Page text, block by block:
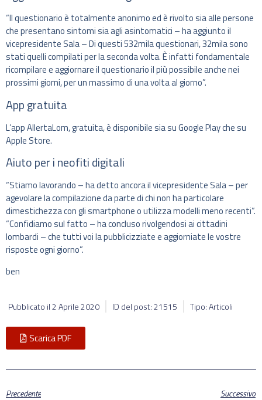
“Il questionario è totalmente anonimo ed è rivolto sia alle persone
che presentano sintomi sia agli asintomatici – ha aggiunto il
vicepresidente Sala – Di questi 532mila questionari, 32mila sono
stati quelli compilati per la seconda volta. È infatti fondamentale
ricompilare e aggiornare il questionario il più possibile anche nei
prossimi giorni, per un massimo di una volta al giorno”.
App gratuita
L’app AllertaLom, gratuita, è disponibile sia su Google Play che su
Apple Store.
Aiuto per i neofiti digitali
“Stiamo lavorando – ha detto ancora il vicepresidente Sala – per
agevolare la compilazione da parte di chi non ha particolare
dimestichezza con gli smartphone o utilizza modelli meno recenti”.
“Confidiamo sul fatto – ha concluso rivolgendosi ai cittadini
lombardi – che tutti voi la pubblicizziate e aggiorniate le vostre
risposte ogni giorno”.
ben
Pubblicato il2 Aprile 2020 ID del post: 21515 Tipo: Articoli
Scarica PDF
Precedente Successivo